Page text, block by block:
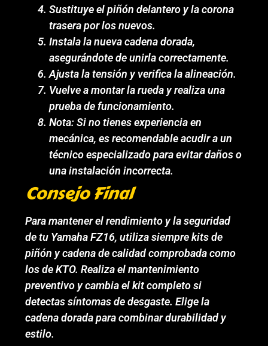
Sustituye el piñón delantero y la corona
trasera por los nuevos.
Instala la nueva cadena dorada,
asegurándote de unirla correctamente.
Ajusta la tensión y verifica la alineación.
Vuelve a montar la rueda y realiza una
prueba de funcionamiento.
Nota: Si no tienes experiencia en
mecánica, es recomendable acudir a un
técnico especializado para evitar daños o
una instalación incorrecta.
Consejo Final
Para mantener el rendimiento y la seguridad
de tu Yamaha FZ16, utiliza siempre kits de
piñón y cadena de calidad comprobada como
los de KTO. Realiza el mantenimiento
preventivo y cambia el kit completo si
detectas síntomas de desgaste. Elige la
cadena dorada para combinar durabilidad y
estilo.